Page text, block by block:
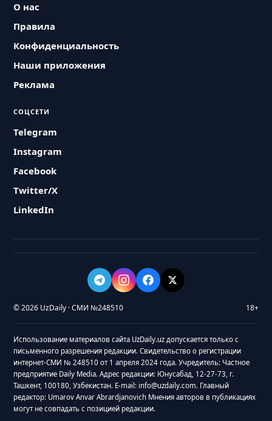
О нас
Правила
Конфиденциальность
Наши приложения
Реклама
СОЦСЕТИ
Telegram
Instagram
Facebook
Twitter/X
LinkedIn
© 2026 UzDaily · СМИ №248510 18+
Использование материалов сайта UzDaily.uz допускается только с
письменного разрешения редакции. Свидетельство о регистрации
интернет-СМИ № 248510 от 1 апреля 2024 года. Учредитель: Частное
предприятие Daily Media. Адрес редакции: Юнусабад, 12-27-73, г.
Ташкент, 100180, Узбекистан. E-mail: info@uzdaily.com. Главный
редактор: Umarov Anvar Abrardjanovich Мнения авторов в публикациях
могут не совпадать с позицией редакции.